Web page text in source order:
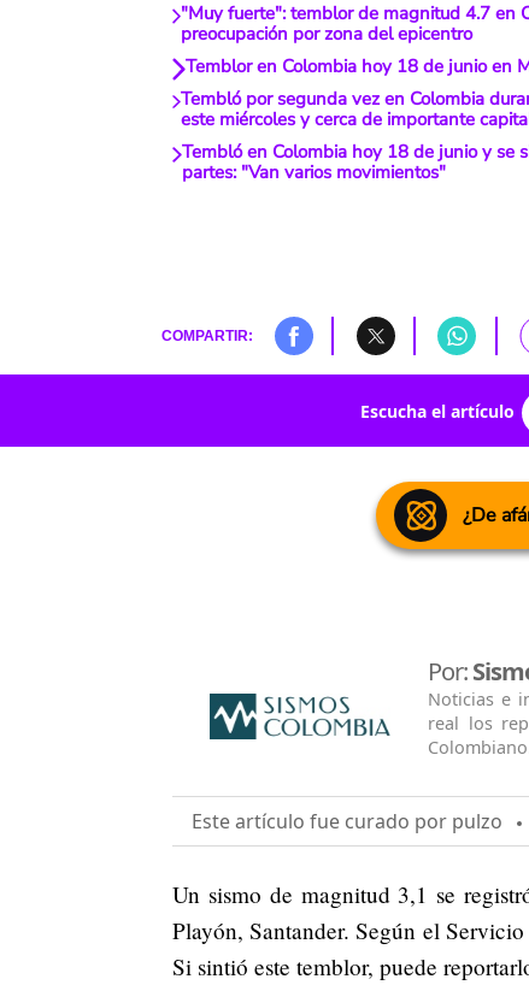
"Muy fuerte": temblor de magnitud 4.7 en
preocupación por zona del epicentro
Temblor en Colombia hoy 18 de junio en
Tembló por segunda vez en Colombia
este miércoles y cerca de importante
Tembló en Colombia hoy 18 de junio y se
partes: "Van varios movimientos"
COMPARTIR:
Escucha el artículo
¿De
Por:
Noticias e
real los
Este artículo fue curado por pulzo
Un sismo de magnitud 3,1 se
Playón, Santander. Según el
Si sintió este temblor, puede